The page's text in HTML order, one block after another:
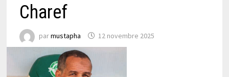
Charef
parmustapha 12 novembre 2025